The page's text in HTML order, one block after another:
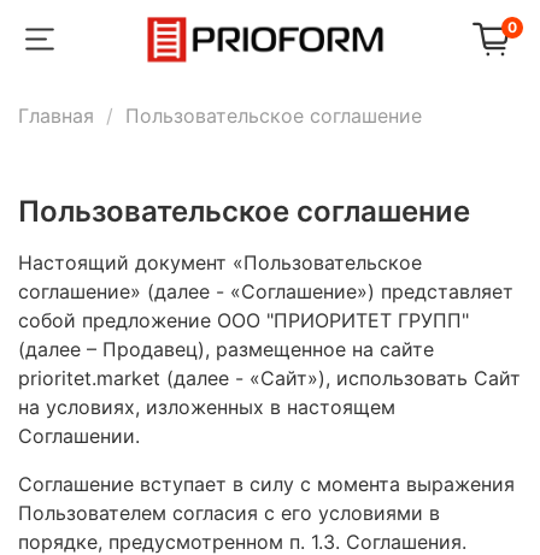
0
Главная Пользовательское соглашение
Пользовательское соглашение
Настоящий документ «Пользовательское
соглашение» (далее - «Соглашение») представляет
собой предложение ООО "ПРИОРИТЕТ ГРУПП"
(далее – Продавец), размещенное на сайте
prioritet.market (далее - «Сайт»), использовать Сайт
на условиях, изложенных в настоящем
Соглашении.
Соглашение вступает в силу с момента выражения
Пользователем согласия с его условиями в
порядке, предусмотренном п. 1.3. Соглашения.